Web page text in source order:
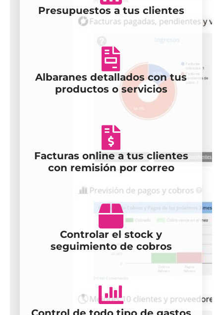
Presupuestos a tus clientes
Albaranes detallados con tus
productos o servicios
Facturas online a tus clientes
con remisión por correo
Controlar el stock y
seguimiento de cobros